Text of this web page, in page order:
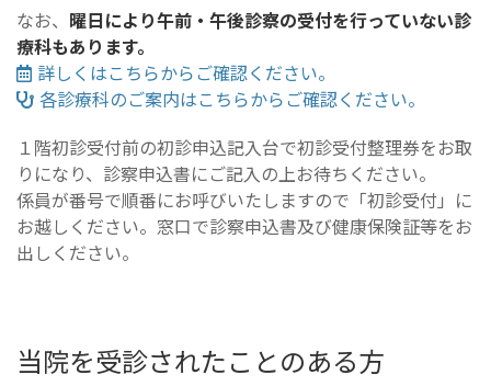
なお、 曜日により午前・午後診察の受付を行っていない診
療科もあります。
詳しくはこちらからご確認ください。
各診療科のご案内はこちらからご確認ください。
１階初診受付前の初診申込記入台で初診受付整理券をお取
りになり、診察申込書にご記入の上お待ちください。
係員が番号で順番にお呼びいたしますので「初診受付」に
お越しください。窓口で診察申込書及び健康保険証等をお
出しください。
当院を受診されたことのある方